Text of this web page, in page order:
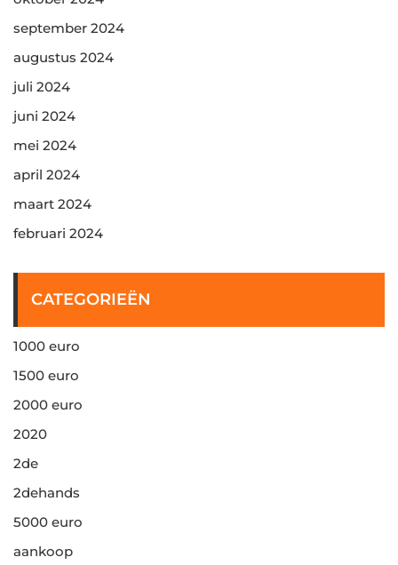
september 2024
augustus 2024
juli 2024
juni 2024
mei 2024
april 2024
maart 2024
februari 2024
CATEGORIEËN
1000 euro
1500 euro
2000 euro
2020
2de
2dehands
5000 euro
aankoop